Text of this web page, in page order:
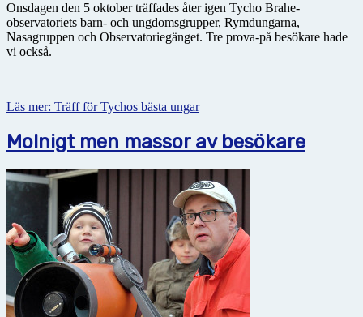
Onsdagen den 5 oktober träffades åter igen Tycho Brahe-
observatoriets barn- och ungdomsgrupper, Rymdungarna,
Nasagruppen och Observatoriegänget. Tre prova-på besökare hade
vi också.
Läs mer: Träff för Tychos bästa ungar
Molnigt men massor av besökare